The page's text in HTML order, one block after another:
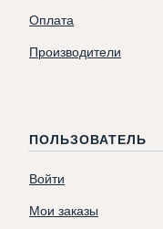
Оплата
Производители
ПОЛЬЗОВАТЕЛЬ
Войти
Мои заказы